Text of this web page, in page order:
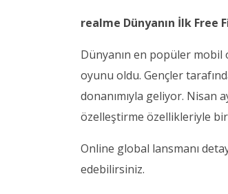
realme Dünyanın İlk Free
Dünyanın en popüler mobil
oyunu oldu. Gençler
donanımıyla geliyor. Nisan
özelleştirme özellikleriyle
Online global lansmanı
edebilirsiniz.